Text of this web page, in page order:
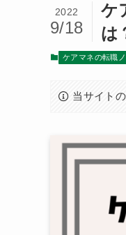
ケ
は
2022
9/18
ケアマネの転職
当サイト